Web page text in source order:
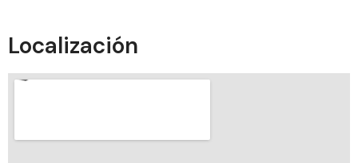
Localización